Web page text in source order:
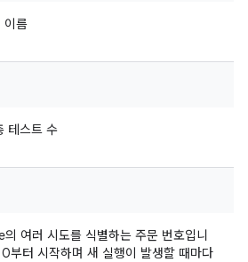
이름
테스트 수
여러 시도를 식별하는 주문 번호입니
터 시작하며 새 실행이 발생할 때마다